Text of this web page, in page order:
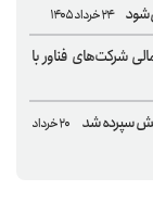
۲۴ خرداد ۱۴۰۵
شرکت‌های فناور با
سپرده شد
۲۰ خرداد